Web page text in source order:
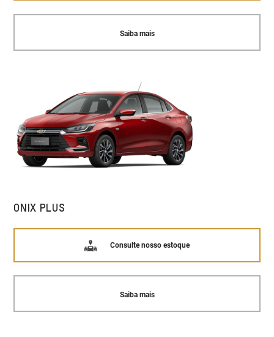
Saiba mais
ONIX PLUS
Consulte nosso estoque
Saiba mais